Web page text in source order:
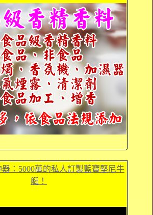
：5000萬的私人訂製藍寶堅尼牛
艇！